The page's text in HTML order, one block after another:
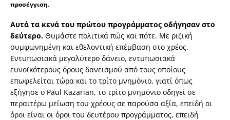
προσέγγιση.
Αυτά τα κενά του πρώτου προγράμματος οδήγησαν στο
δεύτερο. Θυμάστε πολιτικά πώς και πότε. Με ριζική
συμφωνημένη και εθελοντική επέμβαση στο χρέος.
Εντυπωσιακά μεγαλύτερο δάνειο, εντυπωσιακά
ευνοϊκότερους όρους δανεισμού από τους οποίους
επωφελείται τώρα και το τρίτο μνημόνιο, γιατί όπως
εξήγησε ο Paul Kazarian, το τρίτο μνημόνιο οδηγεί σε
περαιτέρω μείωση του χρέους σε παρούσα αξία, επειδή οι
όροι είναι οι όροι του δευτέρου προγράμματος, επειδή